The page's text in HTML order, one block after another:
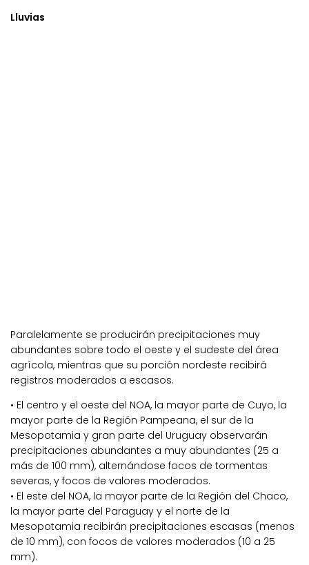
Lluvias
Paralelamente se producirán precipitaciones muy
abundantes sobre todo el oeste y el sudeste del área
agrícola, mientras que su porción nordeste recibirá
registros moderados a escasos.
• El centro y el oeste del NOA, la mayor parte de Cuyo, la
mayor parte de la Región Pampeana, el sur de la
Mesopotamia y gran parte del Uruguay observarán
precipitaciones abundantes a muy abundantes (25 a
más de 100 mm), alternándose focos de tormentas
severas, y focos de valores moderados.
• El este del NOA, la mayor parte de la Región del Chaco,
la mayor parte del Paraguay y el norte de la
Mesopotamia recibirán precipitaciones escasas (menos
de 10 mm), con focos de valores moderados (10 a 25
mm).